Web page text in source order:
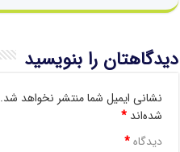
دیدگاهتان را بنویسید
نشانی ایمیل شما منتشر نخواهد شد.
شده‌اند*
دیدگاه*